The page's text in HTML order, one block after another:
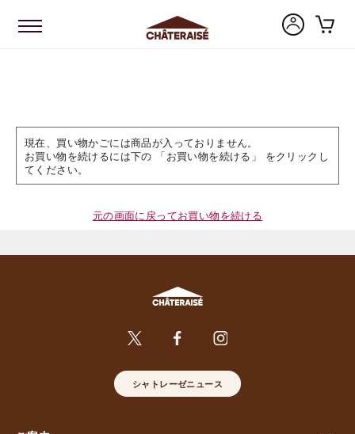
現在、買い物かごには商品が入っておりません。
お買い物を続けるには下の 「お買い物を続ける」 をクリックし
てください。
元の画面に戻ってお買い物を続ける
シャトレーゼニュース